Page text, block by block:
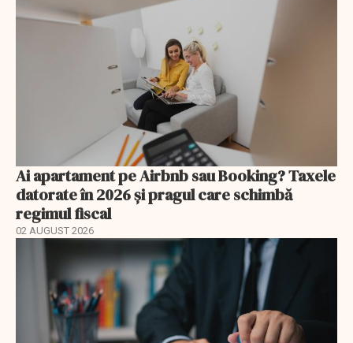
Ai apartament pe Airbnb sau Booking? Taxele
datorate în 2026 și pragul care schimbă
regimul fiscal
02 AUGUST 2026